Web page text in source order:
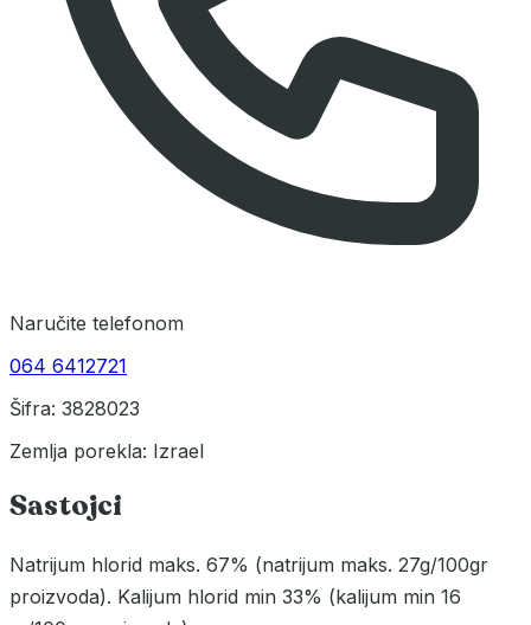
Naručite telefonom
064 6412721
Šifra: 3828023
Zemlja porekla: Izrael
Sastojci
Natrijum hlorid maks. 67% (natrijum maks. 27g/100gr
proizvoda). Kalijum hlorid min 33% (kalijum min 16